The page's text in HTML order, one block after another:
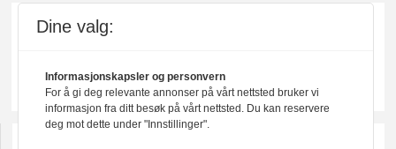
Dine valg:
Informasjonskapsler og personvern
For å gi deg relevante annonser på vårt nettsted bruker vi
informasjon fra ditt besøk på vårt nettsted. Du kan reservere
deg mot dette under "Innstillinger".